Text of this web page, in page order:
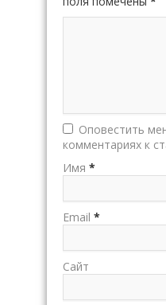
Оповестить
комментариях к
Имя *
Email *
Сайт